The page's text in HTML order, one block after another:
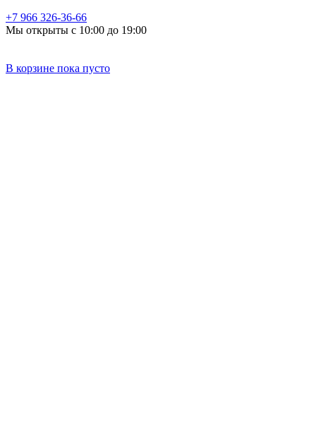
+7 966 326-36-66
Мы открыты с 10:00 до 19:00
В корзине пока пусто